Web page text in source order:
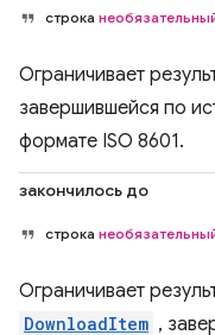
строка
Ограничивает
завершившейся по
формате ISO 8601.
закончилось до
строка
Ограничивает
DownloadItem ,